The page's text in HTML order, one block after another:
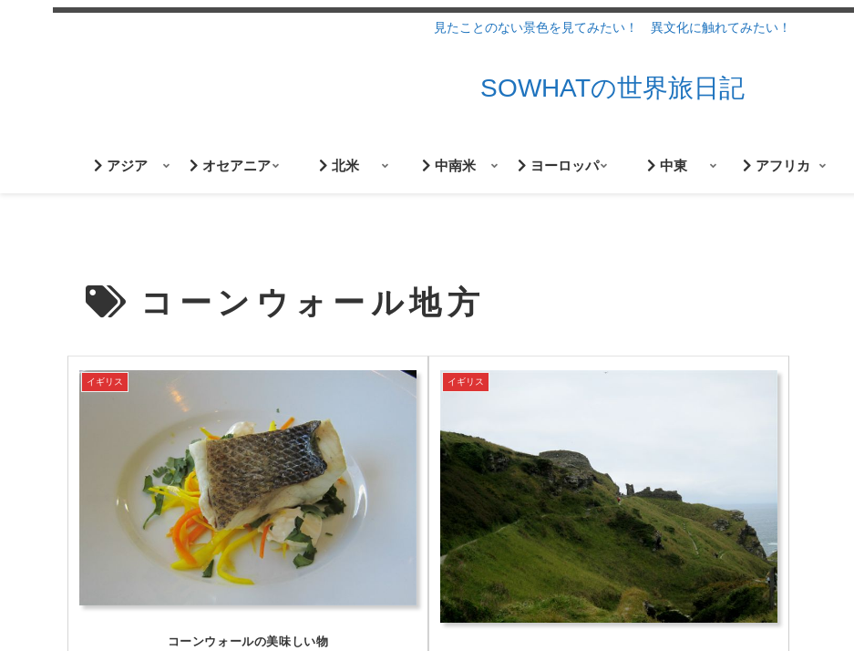
見たことのない景色を見てみたい！ 異文化に触れてみたい！
SOWHATの世界旅日記
アジア オセアニア 北米 中南米 ヨーロッパ 中東 アフリカ
コーンウォール地方
イギリス
コーンウォールの美味しい物
イギリス